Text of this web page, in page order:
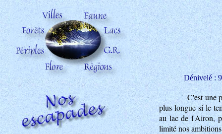
Dénivelé :
C'est une
plus longue si le
au lac de l'Airon,
limité nos